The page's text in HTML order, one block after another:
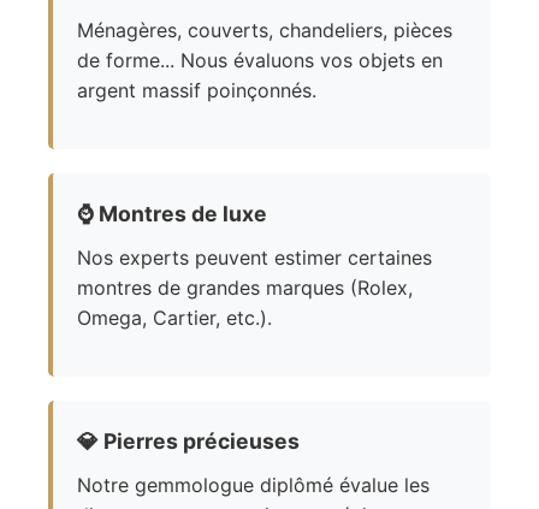
Ménagères, couverts, chandeliers, pièces
de forme... Nous évaluons vos objets en
argent massif poinçonnés.
⌚ Montres de luxe
Nos experts peuvent estimer certaines
montres de grandes marques (Rolex,
Omega, Cartier, etc.).
💎 Pierres précieuses
Notre gemmologue diplômé évalue les